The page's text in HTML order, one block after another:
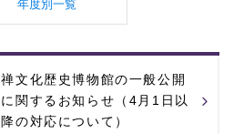
禅文化歴史博物館の一般公開
に関するお知らせ（4月1日以
降の対応について）